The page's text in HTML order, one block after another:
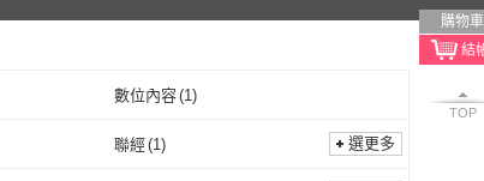
購物車
TOP
數位內容(1)
聯經(1) 選更多